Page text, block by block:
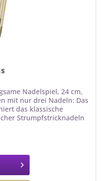
Nadelspiel, 24 cm,
mit nur drei Nadeln: Das
das klassische
Strumpfstricknadeln
nur zwei...